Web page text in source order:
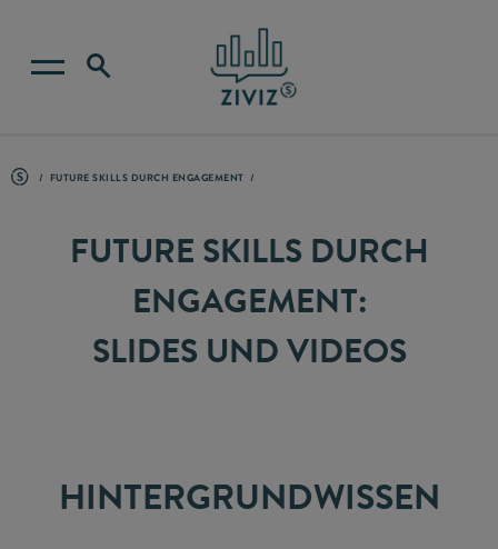
FUTURE SKILLS DURCH ENGAGEMENT
FUTURE SKILLS DURCH
ENGAGEMENT:
SLIDES UND VIDEOS
HINTERGRUNDWISSEN